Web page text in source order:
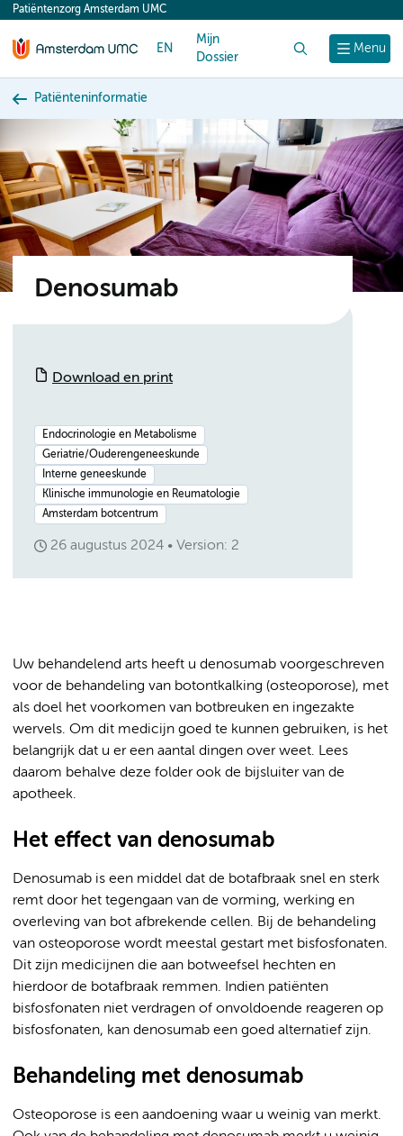
content
Menu
Patiëntenzorg Amsterdam UMC
EN
Mijn
Dossier
Patiënteninformatie
Denosumab
Download en print
Endocrinologie en Metabolisme
Geriatrie/Ouderengeneeskunde
Interne geneeskunde
Klinische immunologie en Reumatologie
Amsterdam botcentrum
26 augustus 2024 Version: 2
Uw behandelend arts heeft u denosumab voorgeschreven
voor de behandeling van botontkalking (osteoporose), met
als doel het voorkomen van botbreuken en ingezakte
wervels. Om dit medicijn goed te kunnen gebruiken, is het
belangrijk dat u er een aantal dingen over weet. Lees
daarom behalve deze folder ook de bijsluiter van de
apotheek.
Het effect van denosumab
Denosumab is een middel dat de botafbraak snel en sterk
remt door het tegengaan van de vorming, werking en
overleving van bot afbrekende cellen. Bij de behandeling
van osteoporose wordt meestal gestart met bisfosfonaten.
Dit zijn medicijnen die aan botweefsel hechten en
hierdoor de botafbraak remmen. Indien patiënten
bisfosfonaten niet verdragen of onvoldoende reageren op
bisfosfonaten, kan denosumab een goed alternatief zijn.
Behandeling met denosumab
Osteoporose is een aandoening waar u weinig van merkt.